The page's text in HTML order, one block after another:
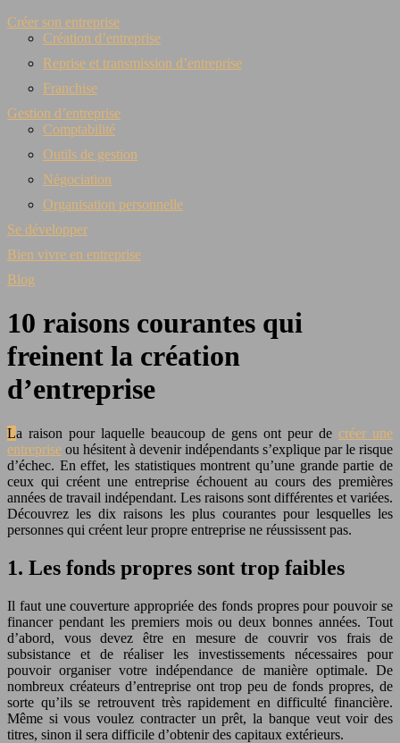
Créer son entreprise
Création d’entreprise
Reprise et transmission d’entreprise
Franchise
Gestion d’entreprise
Comptabilité
Outils de gestion
Négociation
Organisation personnelle
Se développer
Bien vivre en entreprise
Blog
10 raisons courantes qui
freinent la création
d’entreprise
La raison pour laquelle beaucoup de gens ont peur de créer une
entreprise ou hésitent à devenir indépendants s’explique par le risque
d’échec. En effet, les statistiques montrent qu’une grande partie de
ceux qui créent une entreprise échouent au cours des premières
années de travail indépendant. Les raisons sont différentes et variées.
Découvrez les dix raisons les plus courantes pour lesquelles les
personnes qui créent leur propre entreprise ne réussissent pas.
1. Les fonds propres sont trop faibles
Il faut une couverture appropriée des fonds propres pour pouvoir se
financer pendant les premiers mois ou deux bonnes années. Tout
d’abord, vous devez être en mesure de couvrir vos frais de
subsistance et de réaliser les investissements nécessaires pour
pouvoir organiser votre indépendance de manière optimale. De
nombreux créateurs d’entreprise ont trop peu de fonds propres, de
sorte qu’ils se retrouvent très rapidement en difficulté financière.
Même si vous voulez contracter un prêt, la banque veut voir des
titres, sinon il sera difficile d’obtenir des capitaux extérieurs.